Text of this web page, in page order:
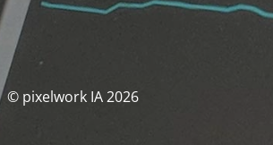
© pixelwork IA 2026